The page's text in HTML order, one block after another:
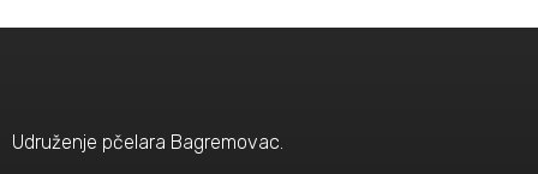
Udruženje pčelara Bagremovac.